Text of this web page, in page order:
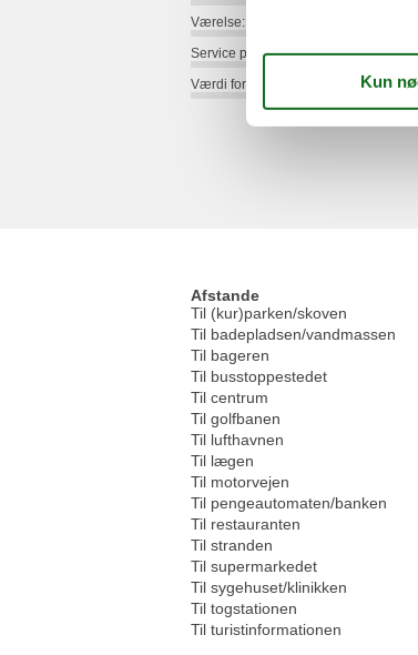
Værelse:
Service på stedet:
Værdi for pengene:
Afstande
Til (kur)parken/skoven
Til badepladsen/vandmassen
Til bageren
Til busstoppestedet
Til centrum
Til golfbanen
Til lufthavnen
Til lægen
Til motorvejen
Til pengeautomaten/banken
Til restauranten
Til stranden
Til supermarkedet
Til sygehuset/klinikken
Til togstationen
Til turistinformationen